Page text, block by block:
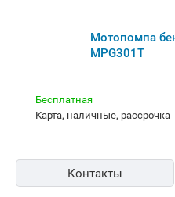
Мотопомпа
MPG301T
Бесплатная
карта, наличные, рассрочка
Контакты